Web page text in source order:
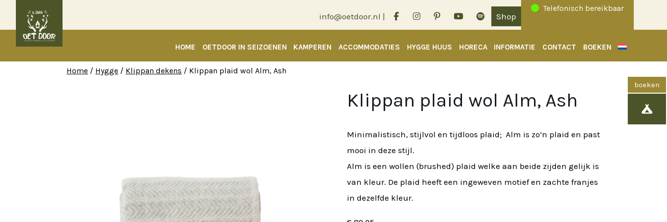
info@oetdoor.nl | Shop
Telefonisch bereikbaar
HOME OETDOOR IN SEIZOENEN KAMPEREN ACCOMMODATIES HYGGE HUUS HORECA INFORMATIE CONTACT BOEKEN
Home / Hygge / Klippan dekens / Klippan plaid wol Alm, Ash
Klippan plaid wol Alm, Ash
Minimalistisch, stijlvol en tijdloos plaid; Alm is zo’n plaid en past
mooi in deze stijl.
Alm is een wollen (brushed) plaid welke aan beide zijden gelijk is
van kleur. De plaid heeft een ingeweven motief en zachte franjes
in dezelfde kleur.
